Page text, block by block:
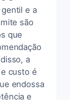
e a
são
que
a
custo é
endossa
e